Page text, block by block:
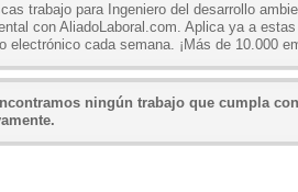
trabajo para Ingeniero del desarrollo
con AliadoLaboral.com. Aplica ya a
electrónico cada semana. ¡Más de 10.000
ningún trabajo que cumpla